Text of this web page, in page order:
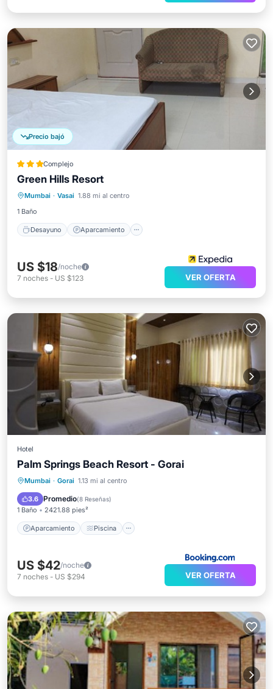
Precio bajó
Complejo
Green Hills Resort
Mumbai · Vasai 1.88 mi al centro
1 Baño
Desayuno Aparcamiento
Desayuno
Balcón/Terraza
US $18/noche
7 noches - US $123 VER OFERTA
Hotel
Palm Springs Beach Resort - Gorai
Mumbai · Gorai 1.13 mi al centro
3.6 Promedio(8 Reseñas)
1 Baño 2421.88 pies²
Aparcamiento Piscina
Aparcamiento
Balcón/Terraza
US $42/noche
7 noches - US $294 VER OFERTA